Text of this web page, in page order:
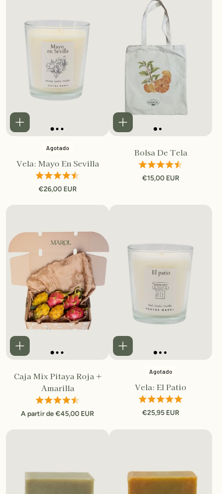
Agotado
Vela: Mayo En Sevilla
€26,00 EUR
Bolsa De Tela
€15,00 EUR
Caja Mix Pitaya Roja +
Amarilla
A partir de €45,00 EUR
Agotado
Vela: El Patio
€25,95 EUR